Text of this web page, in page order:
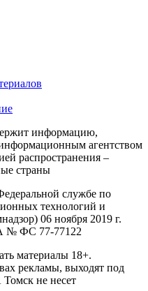
информацию,
агентством
распространения –
страны
службе по
технологий и
06 ноября 2019 г.
№ ФС 77-77122
материалы 18+.
рекламы, выходят под
не несет